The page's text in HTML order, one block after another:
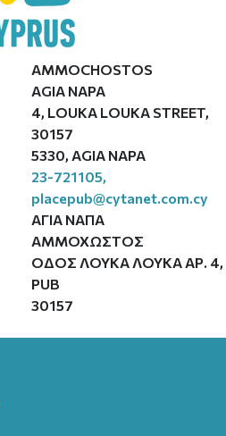
AMMOCHOSTOS
AGIA NAPA
4, LOUKA LOUKA STREET,
30157
5330, AGIA NAPA
23-721105,
placepub@cytanet.com.cy
ΑΓΙΑ ΝΑΠΑ
ΑΜΜΟΧΩΣΤΟΣ
ΟΔΟΣ ΛΟΥΚΑ ΛΟΥΚΑ ΑΡ. 4,
PUB
30157